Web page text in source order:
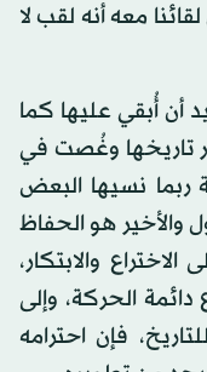
معه أنه لقب لا
أن أُبقي عليها كما
تاريخها وغُصت في
ربما نسيها البعض
والأخير هو الحفاظ
والابتكار،
دائمة الحركة، وإلى
فإن احترامه